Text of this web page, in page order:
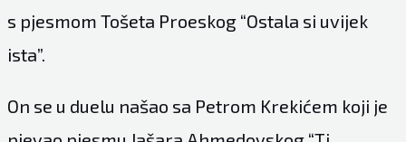
s pjesmom Tošeta Proeskog “Ostala si uvijek
ista”.
On se u duelu našao sa Petrom Krekićem koji je